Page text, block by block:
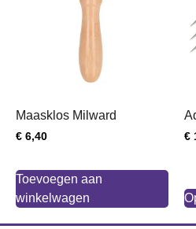
Maasklos Milward
€ 6,40
Toevoegen aan
winkelwagen
€